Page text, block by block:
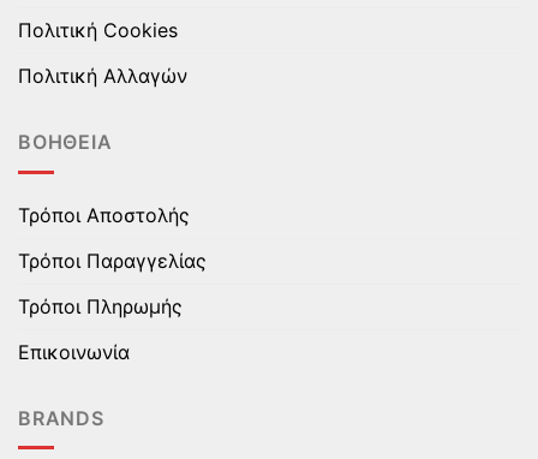
Πολιτική Cookies
Πολιτική Αλλαγών
ΒΟΉΘΕΙΑ
Τρόποι Αποστολής
Τρόποι Παραγγελίας
Τρόποι Πληρωμής
Επικοινωνία
BRANDS